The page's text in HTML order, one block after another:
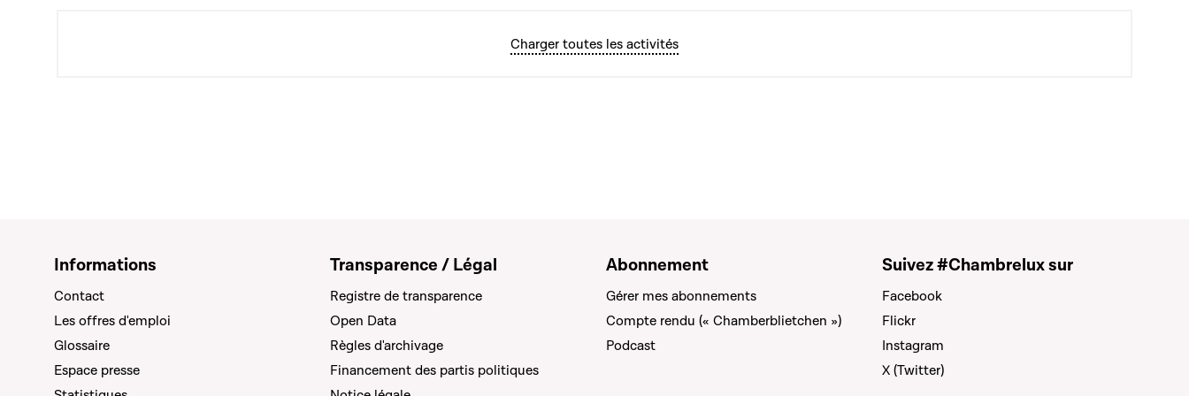
Charger toutes les activités
Informations
Contact
Les offres d'emploi
Glossaire
Espace presse
Transparence / Légal
Registre de transparence
Open Data
Règles d'archivage
Financement des partis politiques
Abonnement
Gérer mes abonnements
Compte rendu (« Chamberblietchen »)
Podcast
Suivez #Chambrelux sur
Facebook
Flickr
Instagram
X (Twitter)